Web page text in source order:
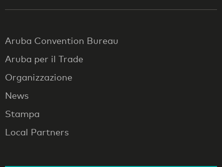
Aruba Convention Bureau
Aruba per il Trade
Organizzazione
News
Stampa
Local Partners